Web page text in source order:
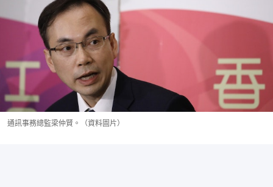
通訊事務總監梁仲賢。（資料圖片）